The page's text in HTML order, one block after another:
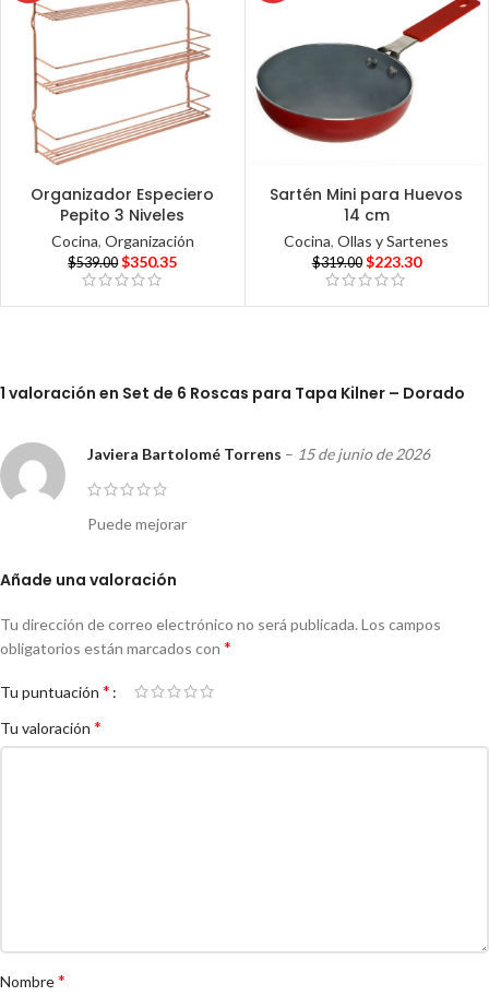
Organizador Especiero
Pepito 3 Niveles
Cocina, Organización
$539.00 $350.35
Sartén Mini para Huevos
14 cm
Cocina,Ollas y Sartenes
$319.00 $223.30
1 valoración en Set de 6 Roscas para Tapa Kilner – Dorado
Javiera Bartolomé Torrens – 15 de junio de 2026
Puede mejorar
Añade una valoración
Tu dirección de correo electrónico no será publicada. Los campos
obligatorios están marcados con *
Tu puntuación *
Tu valoración *
Nombre*